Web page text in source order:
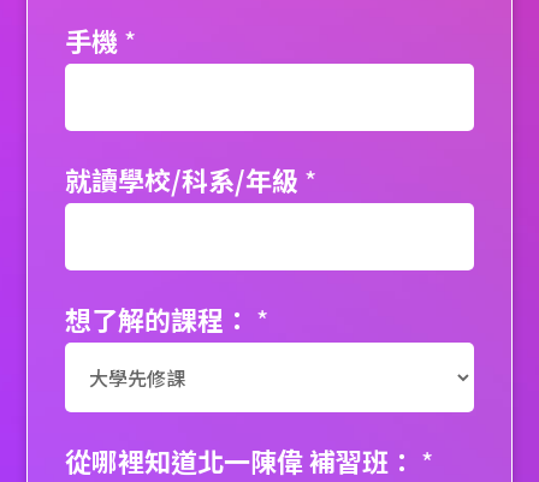
手機*
就讀學校/科系/年級 *
想了解的課程： *
從哪裡知道北一陳偉 補習班： *